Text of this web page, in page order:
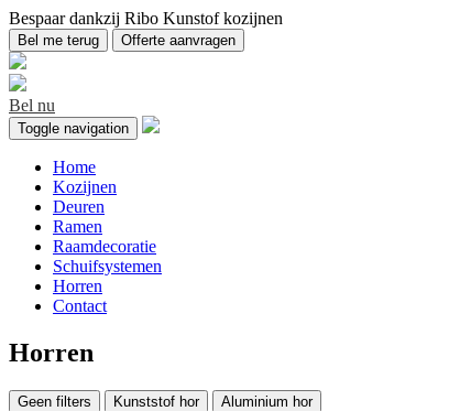
Bespaar dankzij Ribo Kunstof kozijnen
Bel me terug Offerte aanvragen
Bel nu
Toggle navigation
Home
Kozijnen
Deuren
Ramen
Raamdecoratie
Schuifsystemen
Horren
Contact
Horren
Geen filters Kunststof hor Aluminium hor